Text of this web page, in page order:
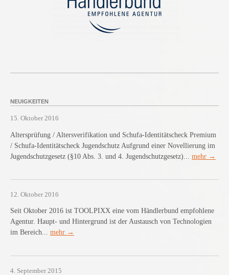
NEUIGKEITEN
15. Oktober 2016
Altersprüfung / Altersverifikation und Schufa-Identitätscheck Premium
/ Schufa-Identitätscheck Jugendschutz Aufgrund einer Novellierung im
Jugendschutzgesetz (§10 Abs. 3. und 4. Jugendschutzgesetz)... mehr →
12. Oktober 2016
Seit Oktober 2016 ist TOOLPIXX eine vom Händlerbund empfohlene
Agentur. Haupt- und Hintergrund ist der Austausch von Technologien
im Bereich... mehr →
4. September 2015